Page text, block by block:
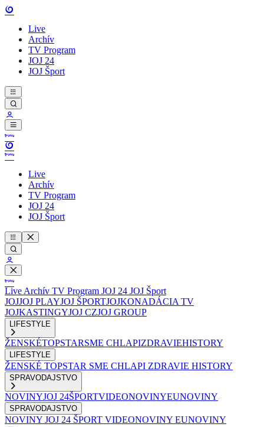
Live
Archív
TV Program
JOJ 24
JOJ Šport
Live
Archív
TV Program
JOJ 24
JOJ Šport
Live Archív TV Program JOJ 24 JOJ Šport
JOJJOJ PLAYJOJ ŠPORTJOJKONADÁCIA TV
JOJKASTINGYJOJ CZJOJ GROUP
LIFESTYLE
ŽENSKÉTOPSTARSME CHLAPIZDRAVIEHISTORY
LIFESTYLE
ŽENSKÉ TOPSTAR SME CHLAPI ZDRAVIE HISTORY
SPRAVODAJSTVO
NOVINYJOJ 24ŠPORTVIDEONOVINYEUNOVINY
SPRAVODAJSTVO
NOVINY JOJ 24 ŠPORT VIDEONOVINY EUNOVINY